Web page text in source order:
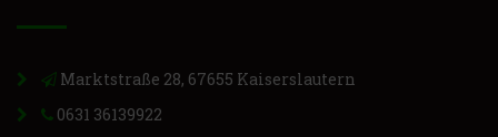
Marktstraße 28, 67655 Kaiserslautern
0631 36139922